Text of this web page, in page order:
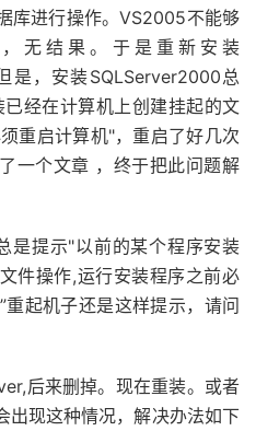
库进行操作。VS2005不能够
无结果。于是重新安装
是，安装SQLServer2000总
经在计算机上创建挂起的文
重启计算机"，重启了好几次
一个文章 ，终于把此问题解
是提示"以前的某个程序安装
件操作,运行安装程序之前必
起机子还是这样提示，请问
后来删掉。现在重装。或者
现这种情况，解决办法如下